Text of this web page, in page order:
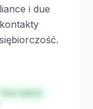
i due
Hire talent